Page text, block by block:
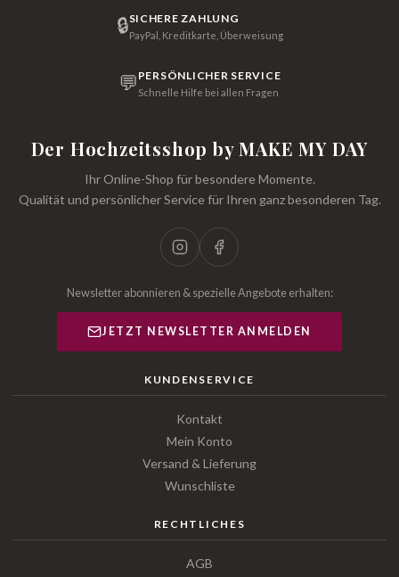
🔒SICHERE ZAHLUNG
PayPal, Kreditkarte, Überweisung
💬 PERSÖNLICHER SERVICE
Schnelle Hilfe bei allen Fragen
Der Hochzeitsshop by MAKE MY DAY
Ihr Online-Shop für besondere Momente.
Qualität und persönlicher Service für Ihren ganz besonderen Tag.
Newsletter abonnieren & spezielle Angebote erhalten:
JETZT NEWSLETTER ANMELDEN
KUNDENSERVICE
Kontakt
Mein Konto
Versand & Lieferung
Wunschliste
RECHTLICHES
AGB